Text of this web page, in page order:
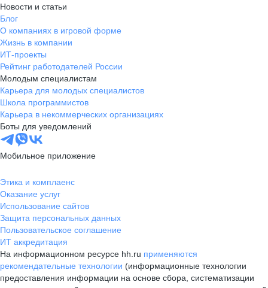
Новости и статьи
Блог
О компаниях в игровой форме
Жизнь в компании
ИТ-проекты
Рейтинг работодателей России
Молодым специалистам
Карьера для молодых специалистов
Школа программистов
Карьера в некоммерческих организациях
Боты для уведомлений
Мобильное приложение
Этика и комплаенс
Оказание услуг
Использование сайтов
Защита персональных данных
Пользовательское соглашение
ИТ аккредитация
На информационном ресурсе hh.ru применяются
рекомендательные технологии (информационные технологии
предоставления информации на основе сбора, систематизации